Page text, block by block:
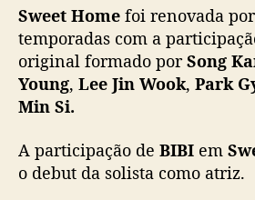
Sweet Home foi renovada
temporadas com a
original formado porSong
Young, Lee Jin Wook, Park
Min Si.
A participação de BIBI em
o debut da solista como atriz.